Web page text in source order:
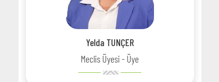
Yelda TUNÇER
Meclis Üyesi - Üye